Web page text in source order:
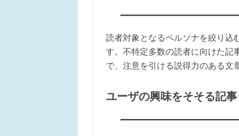
読者対象となるペルソナを絞り込
す。不特定多数の読者に向けた記
で、注意を引ける説得力のある文
ユーザの興味をそそる記